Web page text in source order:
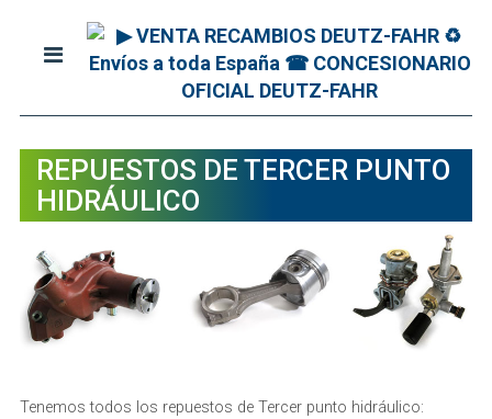
REPUESTOS DE TERCER PUNTO
HIDRÁULICO
Tenemos todos los repuestos de Tercer punto hidráulico: